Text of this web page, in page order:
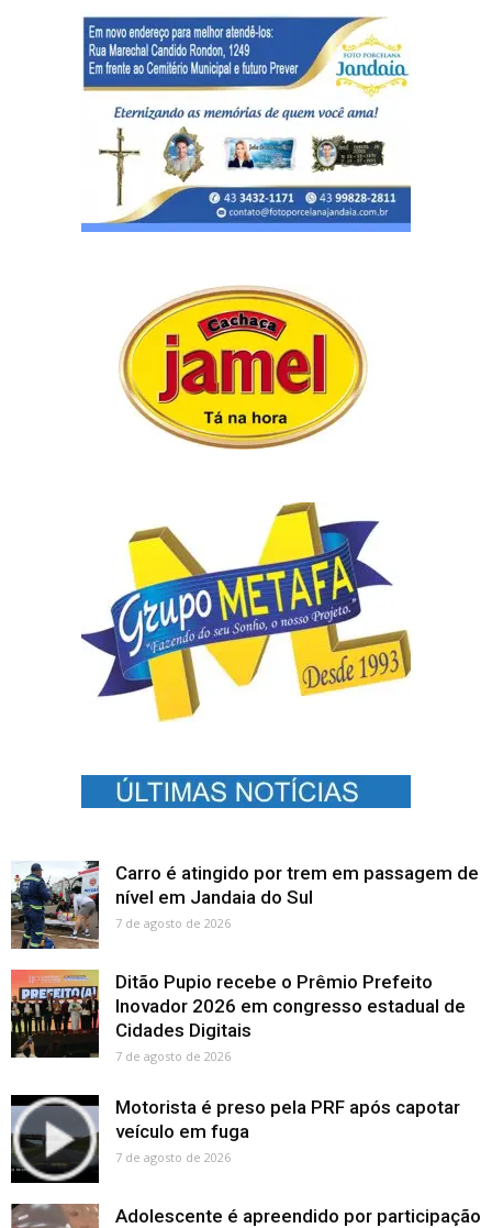
Carro é atingido por trem em passagem de
nível em Jandaia do Sul
7 de agosto de 2026
Ditão Pupio recebe o Prêmio Prefeito
Inovador 2026 em congresso estadual de
Cidades Digitais
7 de agosto de 2026
Motorista é preso pela PRF após capotar
veículo em fuga
7 de agosto de 2026
Adolescente é apreendido por participação